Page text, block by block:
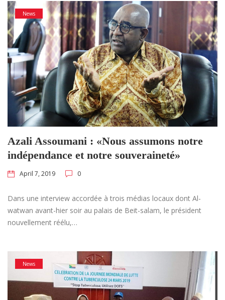
News
Azali Assoumani : «Nous assumons notre
indépendance et notre souveraineté»
April 7, 2019 0
Dans une interview accordée à trois médias locaux dont Al-
watwan avant-hier soir au palais de Beit-salam, le président
nouvellement réélu,…
News